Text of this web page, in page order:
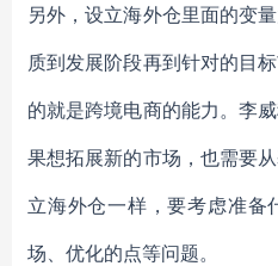
另外，设立海外仓里面的变
质到发展阶段再到针对的目
的就是跨境电商的能力。李
果想拓展新的市场，也需要
立海外仓一样，要考虑准备
场、优化的点等问题。